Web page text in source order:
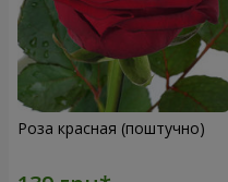
Роза красная (поштучно)